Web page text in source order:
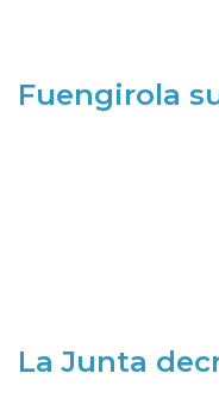
Fuengirola
La Junta